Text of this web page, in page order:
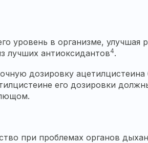
уровень в организме, улучшая
лучших антиоксидантов4.
дозировку
его дозировки
при проблемах органов